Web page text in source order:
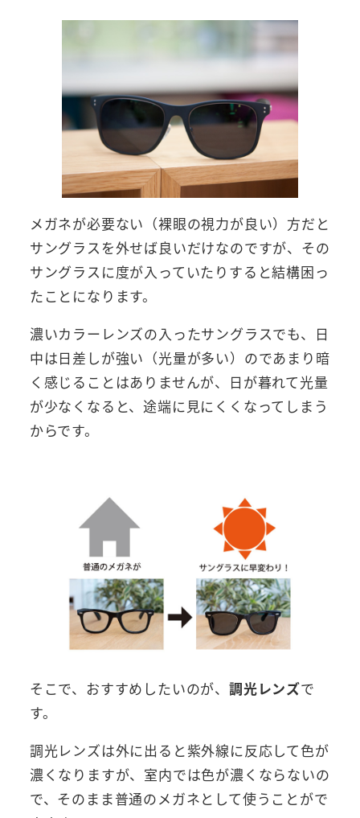
メガネが必要ない（裸眼の視力が良い）方だと
サングラスを外せば良いだけなのですが、その
サングラスに度が入っていたりすると結構困っ
たことになります。
濃いカラーレンズの入ったサングラスでも、日
中は日差しが強い（光量が多い）のであまり暗
く感じることはありませんが、日が暮れて光量
が少なくなると、途端に見にくくなってしまう
からです。
そこで、おすすめしたいのが、 調光レンズで
す。
調光レンズは外に出ると紫外線に反応して色が
濃くなりますが、室内では色が濃くならないの
で、そのまま普通のメガネとして使うことがで